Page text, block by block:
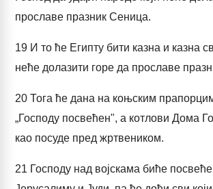
прославе празник Сеница.
19 И то ће Египту бити казна и казна
неће долазити горе да прославе
20 Тога ће дана на коњским
„Господу посвећен", а котлови Дома
као посуде пред жртвеником.
21 Господу над војскама биће